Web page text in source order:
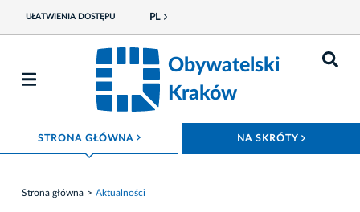
UŁATWIENIA DOSTĘPU PL
Obywatelski
Kraków
STRONA GŁÓWNA ROZWIŃ MENU NA SKRÓTY
Strona główna Aktualności